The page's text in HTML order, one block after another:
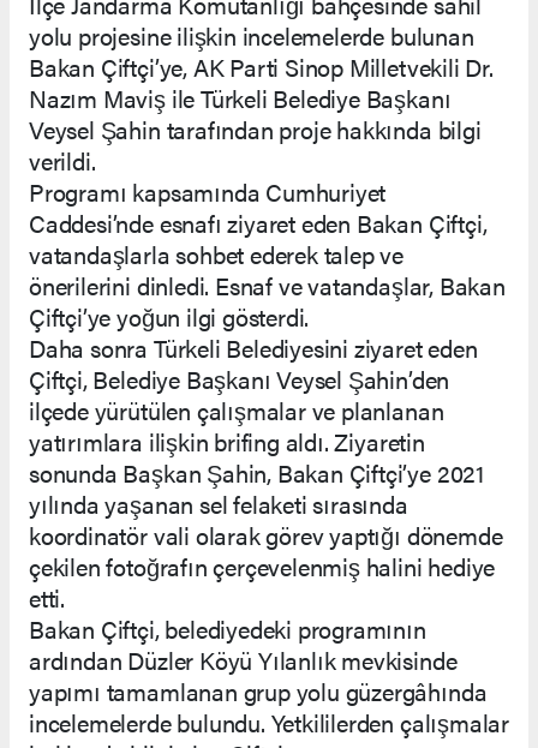
yolu projesine ilişkin incelemelerde bulunan
Bakan Çiftçi’ye, AK Parti Sinop Milletvekili Dr.
Nazım Maviş ile Türkeli Belediye Başkanı
Veysel Şahin tarafından proje hakkında bilgi
verildi.
Programı kapsamında Cumhuriyet
Caddesi’nde esnafı ziyaret eden Bakan Çiftçi,
vatandaşlarla sohbet ederek talep ve
önerilerini dinledi. Esnaf ve vatandaşlar, Bakan
Çiftçi’ye yoğun ilgi gösterdi.
Daha sonra Türkeli Belediyesini ziyaret eden
Çiftçi, Belediye Başkanı Veysel Şahin’den
ilçede yürütülen çalışmalar ve planlanan
yatırımlara ilişkin brifing aldı. Ziyaretin
sonunda Başkan Şahin, Bakan Çiftçi’ye 2021
yılında yaşanan sel felaketi sırasında
koordinatör vali olarak görev yaptığı dönemde
çekilen fotoğrafın çerçevelenmiş halini hediye
etti.
Bakan Çiftçi, belediyedeki programının
ardından Düzler Köyü Yılanlık mevkisinde
yapımı tamamlanan grup yolu güzergâhında
incelemelerde bulundu. Yetkililerden çalışmalar